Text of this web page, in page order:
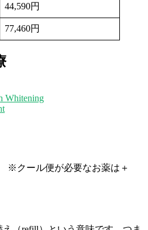
44,590円
77,460円
Whitening
クール便が必要なお薬は＋